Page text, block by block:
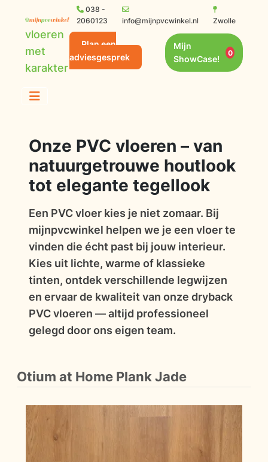
vloeren
met
karakter
038 -
2060123
info@mijnpvcwinkel.nl Zwolle
Plan een
adviesgesprek
Mijn
ShowCase!
0
Onze PVC vloeren – van
natuurgetrouwe houtlook
tot elegante tegellook
Een PVC vloer kies je niet zomaar. Bij
mijnpvcwinkel helpen we je een vloer te
vinden die écht past bij jouw interieur.
Kies uit lichte, warme of klassieke
tinten, ontdek verschillende legwijzen
en ervaar de kwaliteit van onze dryback
PVC vloeren — altijd professioneel
gelegd door ons eigen team.
Otium at Home Plank Jade